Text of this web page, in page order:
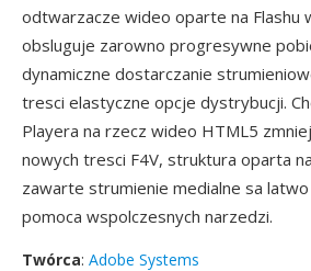
odtwarzacze wideo oparte na Flashu
obsluguje zarowno progresywne
dynamiczne dostarczanie
tresci elastyczne opcje dystrybucji.
Playera na rzecz wideo HTML5
nowych tresci F4V, struktura oparta
zawarte strumienie medialne sa
pomoca wspolczesnych narzedzi.
Twórca: Adobe Systems